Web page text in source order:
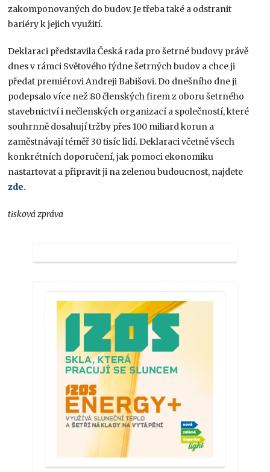
zakomponovaných do budov. Je třeba také a odstranit
bariéry k jejich využití.
Deklaraci představila Česká rada pro šetrné budovy právě
dnes v rámci Světového týdne šetrných budov a chce ji
předat premiérovi Andreji Babišovi. Do dnešního dne ji
podepsalo více než 80 členských firem z oboru šetrného
stavebnictví i nečlenských organizací a společností, které
souhrnně dosahují tržby přes 100 miliard korun a
zaměstnávají téměř 30 tisíc lidí. Deklaraci včetně všech
konkrétních doporučení, jak pomoci ekonomiku
nastartovat a připravit ji na zelenou budoucnost, najdete
zde.
tisková zpráva